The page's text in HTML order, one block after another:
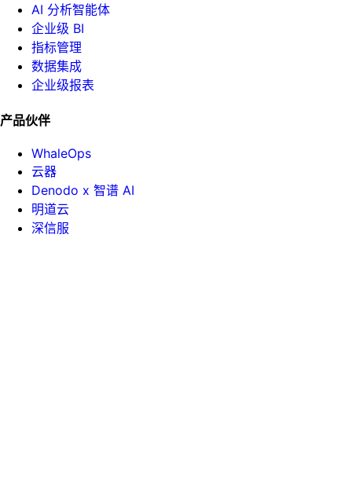
AI 分析智能体
企业级 BI
指标管理
数据集成
企业级报表
产品伙伴
WhaleOps
云器
Denodo x 智谱 AI
明道云
深信服